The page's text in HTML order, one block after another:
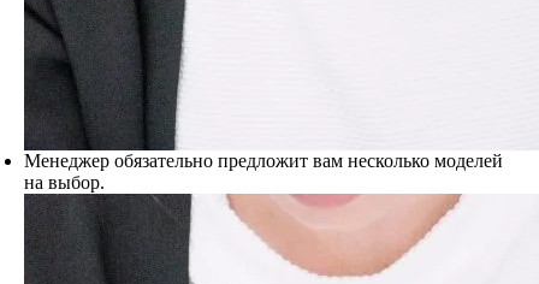
Менеджер обязательно предложит вам несколько моделей
на выбор.